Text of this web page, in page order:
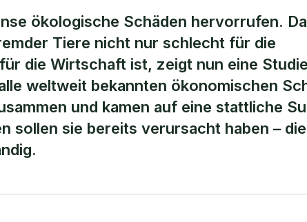
Krebstiere
ökologische Schäden hervorrufen.
Tiere nicht nur schlecht für die
die Wirtschaft ist, zeigt nun eine
weltweit bekannten ökonomischen
und kamen auf eine stattliche
sollen sie bereits verursacht haben –